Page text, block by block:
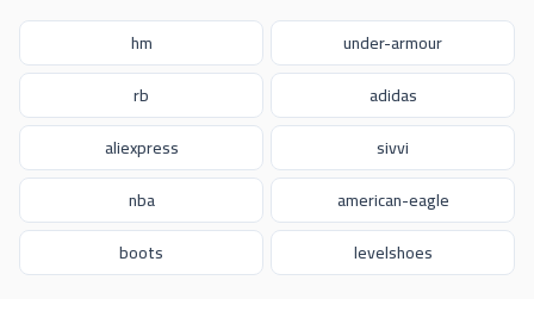
under-armour
hm
adidas
rb
sivvi
aliexpress
american-eagle
nba
levelshoes
boots